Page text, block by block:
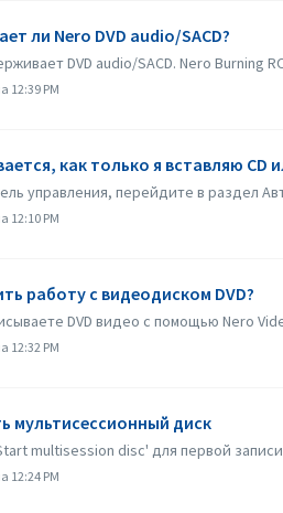
ли Nero DVD audio/SACD?
DVD audio/SACD. Nero Burning
12:39 PM
как только я вставляю CD
управления, перейдите в раздел
12:10 PM
работу с видеодиском DVD?
DVD видео с помощью Nero
12:32 PM
мультисессионный диск
multisession disc' для первой
12:24 PM